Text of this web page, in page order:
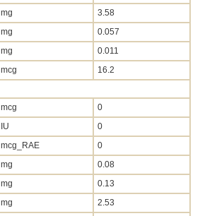
mg 3.58
mg 0.057
mg 0.011
mcg
16.2
mcg 0
IU 0
mcg_RAE 0
mg 0.08
mg 0.13
mg 2.53